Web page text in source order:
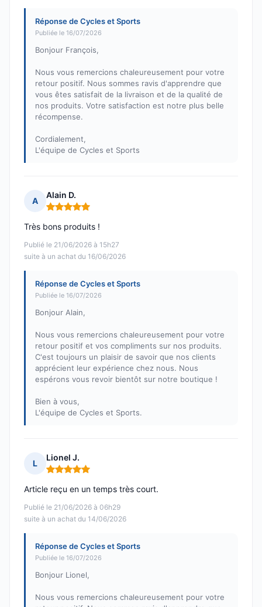
Réponse de Cycles et Sports
Publiée le 16/07/2026
Bonjour François,
Nous vous remercions chaleureusement pour votre
retour positif. Nous sommes ravis d'apprendre que
vous êtes satisfait de la livraison et de la qualité de
nos produits. Votre satisfaction est notre plus belle
récompense.
Cordialement,
L'équipe de Cycles et Sports
A
Alain D.
Note : 5 sur 5
Publié le 21/06/2026 à 15h27
suite à un achat du 16/06/2026
Très bons produits !
Réponse de Cycles et Sports
Publiée le 16/07/2026
Bonjour Alain,
Nous vous remercions chaleureusement pour votre
retour positif et vos compliments sur nos produits.
C'est toujours un plaisir de savoir que nos clients
apprécient leur expérience chez nous. Nous
espérons vous revoir bientôt sur notre boutique !
Bien à vous,
L'équipe de Cycles et Sports.
L
Lionel J.
Note : 5 sur 5
Publié le 21/06/2026 à 06h29
suite à un achat du 14/06/2026
Article reçu en un temps très court.
Réponse de Cycles et Sports
Publiée le 16/07/2026
Bonjour Lionel,
Nous vous remercions chaleureusement pour votre